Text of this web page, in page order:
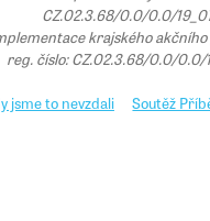
CZ.02.3.68/0.0/0.0/
krajského
reg. číslo: CZ.02.3.68/0.0/0.0/
jsme to nevzdali Soutěž